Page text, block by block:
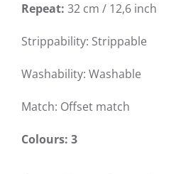
Repeat: 32 cm / 12,6 inch
Strippability: Strippable
Washability: Washable
Match: Offset match
Colours: 3